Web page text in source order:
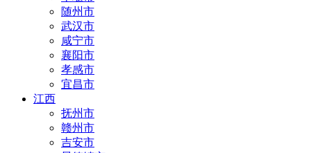
随州市
武汉市
咸宁市
襄阳市
孝感市
宜昌市
江西
抚州市
赣州市
吉安市